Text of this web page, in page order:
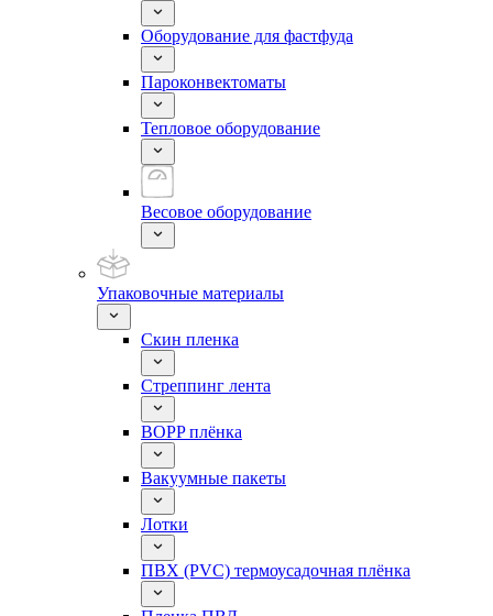
Оборудование для фастфуда
Пароконвектоматы
Тепловое оборудование
Весовое оборудование
Упаковочные материалы
Скин пленка
Стреппинг лента
BOPP плёнка
Вакуумные пакеты
Лотки
ПВХ (PVC) термоусадочная плёнка